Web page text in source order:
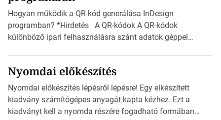
vonatkozik. Boríték méretének táblázata C0-tól […]
Hogyan működik a QR-kód generálása InDesign
programban? *Hirdetés A QR-kódok A QR-kódok
különböző ipari felhasználásra szánt adatok géppel
okostelefonjára telepíthet egy QR-kód-leolvasó
alkalmazást, ami leolvasni és dekódolni képes az URL-
információt és átirányítja a telefon böngészőjét a cég
weblapjára. A QR-kód beolvasása után a felhasználó
Nyomdai előkészítés
Nyomdai előkészítés lépésről lépésre! Egy elkészített
kiadvány számítógépes anyagát kapta kézhez. Ezt a
kiadványt kell a nyomda részére fogadható formában